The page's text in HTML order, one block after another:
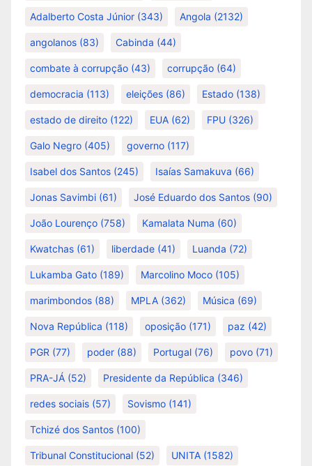
Adalberto Costa Júnior (343) Angola (2132)
angolanos (83) Cabinda (44)
combate à corrupção (43) corrupção (64)
democracia (113) eleições (86) Estado (138)
estado de direito (122) EUA (62) FPU (326)
Galo Negro (405) governo (117)
Isabel dos Santos (245) Isaías Samakuva (66)
Jonas Savimbi (61) José Eduardo dos Santos (90)
João Lourenço (758) Kamalata Numa (60)
Kwatchas (61) liberdade (41) Luanda (72)
Lukamba Gato (189) Marcolino Moco (105)
marimbondos (88) MPLA (362) Música (69)
Nova República (118) oposição (171) paz (42)
PGR (77) poder (88) Portugal (76) povo (71)
PRA-JÁ (52) Presidente da República (346)
redes sociais (57) Sovismo (141)
Tchizé dos Santos (100)
Tribunal Constitucional (52) UNITA (1582)